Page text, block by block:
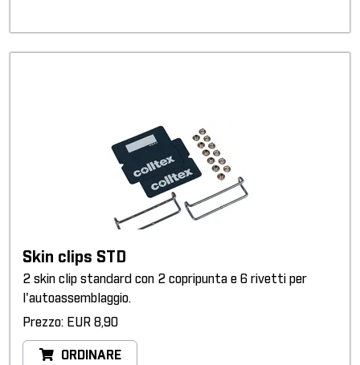
Skin clips STD
2 skin clip standard con 2 copripunta e 6 rivetti per
l'autoassemblaggio.
Prezzo: EUR 8,90
ORDINARE